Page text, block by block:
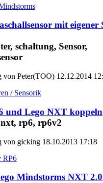
mit eigener
von Peter(TOO) 12.12.2014
/ Sensorik
und Lego NXT koppeln
von gicking 18.10.2013 17:18
RP6
Mindstorms NXT 2.0